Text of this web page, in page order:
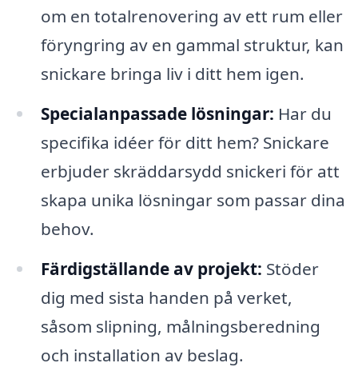
om en totalrenovering av ett rum eller
föryngring av en gammal struktur, kan
snickare bringa liv i ditt hem igen.
Specialanpassade lösningar: Har du
specifika idéer för ditt hem? Snickare
erbjuder skräddarsydd snickeri för att
skapa unika lösningar som passar dina
behov.
Färdigställande av projekt: Stöder
dig med sista handen på verket,
såsom slipning, målningsberedning
och installation av beslag.